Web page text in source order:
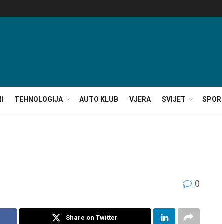
TEHNOLOGIJA AUTO KLUB VJERA SVIJET
0
Share on Twitter